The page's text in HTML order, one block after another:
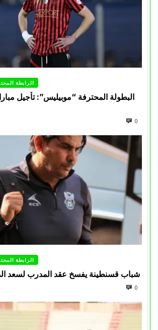
الرابطة
البطولة المحترفة “موبيليس”: تأجيل
0
الرابطة
شباب قسنطينة يفسخ عقد المدرب لسعد
0